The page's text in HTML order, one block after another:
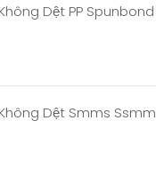
Dệt PP Spunbond
Dệt Smms